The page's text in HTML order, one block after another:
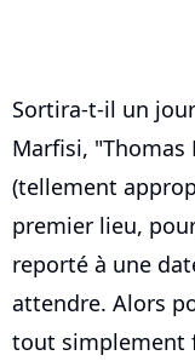
Sortira-t-il un
Marfisi,
(tellement
premier lieu,
reporté à une
attendre. Alors
tout simplement